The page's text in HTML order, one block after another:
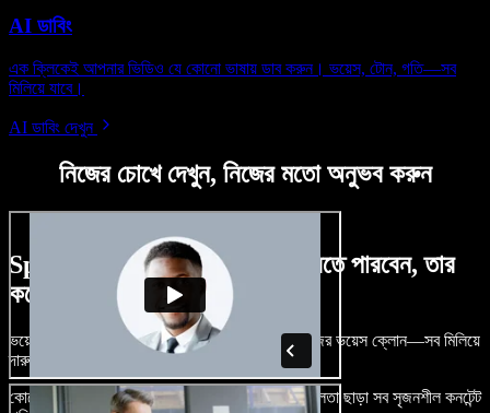
AI ডাবিং
এক ক্লিকেই আপনার ভিডিও যে কোনো ভাষায় ডাব করুন। ভয়েস, টোন, গতি—সব
মিলিয়ে যাবে।
AI ডাবিং দেখুন
নিজের চোখে দেখুন, নিজের মতো অনুভব করুন
Speechify Studio দিয়ে কী কী করতে পারবেন, তার
কয়েকটা উদাহরণ দেখুন
ভয়েসওভার, রয়্যালটি-ফ্রি ছবি, অডিও, ভিডিও যোগ, নিজের ভয়েস ক্লোন—সব মিলিয়ে
দারুণ মনে রাখার মতো অডিও-ভিডিও প্রজেক্ট বানান।
কোনো শেখার ঝামেলা নেই, শুধু ব্রাউজারে খুলুন—আর দুর্বলতা ছাড়া সব সৃজনশীল কনটেন্ট